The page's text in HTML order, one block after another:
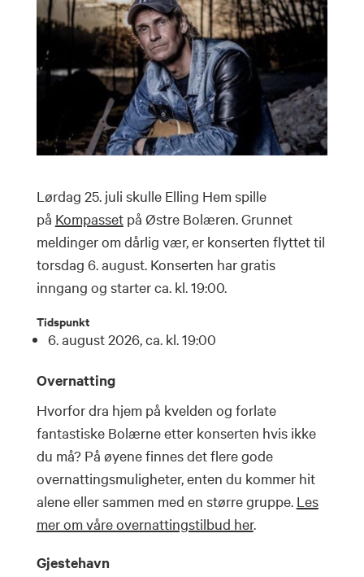
Lørdag 25. juli skulle Elling Hem spille
på Kompassetpå Østre Bolæren. Grunnet
meldinger om dårlig vær, er konserten flyttet til
torsdag 6. august. Konserten har gratis
inngang og starter ca. kl. 19:00.
Tidspunkt
6. august 2026, ca. kl. 19:00
Overnatting
Hvorfor dra hjem på kvelden og forlate
fantastiske Bolærne etter konserten hvis ikke
du må? På øyene finnes det flere gode
overnattingsmuligheter, enten du kommer hit
alene eller sammen med en større gruppe. Les
mer om våre overnattingstilbud her.
Gjestehavn